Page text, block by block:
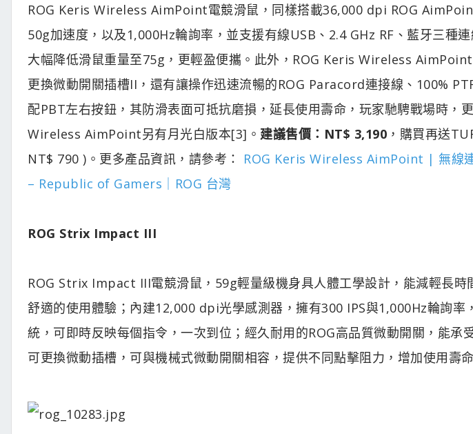
ROG Keris Wireless AimPoint電競滑鼠，同樣搭載36,000 dpi ROG
50g加速度，以及1,000Hz輪詢率，並支援有線USB、2.4 GHz RF、藍牙三種
大幅降低滑鼠重量至75g，更輕盈便攜。此外，ROG Keris Wireless
更換微動開關插槽II，還有讓操作迅速流暢的ROG Paracord連接線、100%
配PBT左右按鈕，其防滑表面可抵抗磨損，延長使用壽命，玩家馳騁戰場時，
Wireless AimPoint另有月光白版本[3]。 建議售價：NT$ 3,190 ，購買再送
NT$ 790 )。更多產品資訊，請參考： ROG Keris Wireless AimPoint | 無線
– Republic of Gamers｜ROG 台灣
ROG Strix Impact III
ROG Strix Impact III電競滑鼠，59g輕量級機身具人體工學設計，能減輕長時
舒適的使用體驗；內建12,000 dpi光學感測器，擁有300 IPS與1,000Hz輪詢率
統，可即時反映每個指令，一次到位；經久耐用的ROG高品質微動開關，能承
可更換微動插槽，可與機械式微動開關相容，提供不同點擊阻力，增加使用壽命